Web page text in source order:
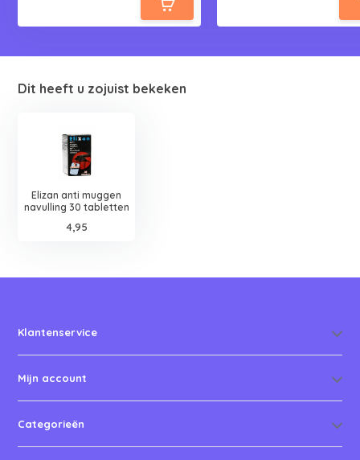
Dit heeft u zojuist bekeken
Elizan anti muggen
navulling 30 tabletten
4,95
Klantenservice
Mijn account
Categorieën